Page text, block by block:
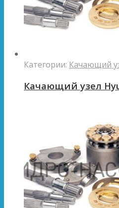
Категории: Качающий
Качающий узел